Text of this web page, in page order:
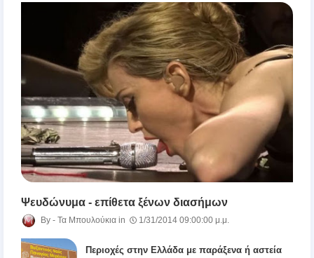
Ψευδώνυμα - επίθετα ξένων διασήμων
Τα Μπουλούκια 1/31/2014 09:00:00 μ.μ.
Περιοχές στην Ελλάδα με παράξενα ή αστεία